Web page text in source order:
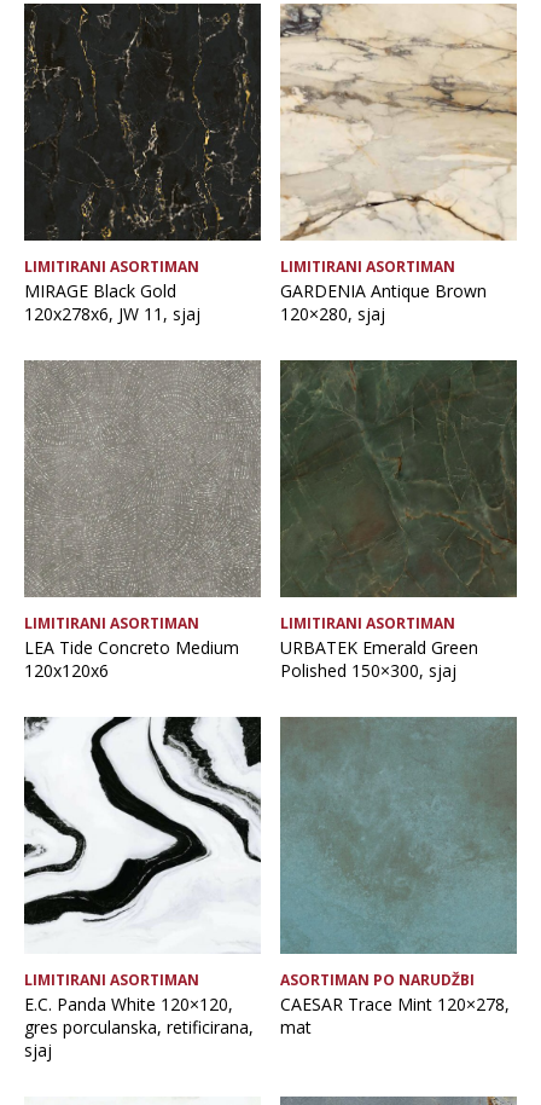
LIMITIRANI ASORTIMAN
MIRAGE Black Gold
120x278x6, JW 11, sjaj
LIMITIRANI ASORTIMAN
GARDENIA Antique Brown
120×280, sjaj
LIMITIRANI ASORTIMAN
LEA Tide Concreto Medium
120x120x6
LIMITIRANI ASORTIMAN
URBATEK Emerald Green
Polished 150×300, sjaj
LIMITIRANI ASORTIMAN
E.C. Panda White 120×120,
gres porculanska, retificirana,
sjaj
ASORTIMAN PO NARUDŽBI
CAESAR Trace Mint 120×278,
mat